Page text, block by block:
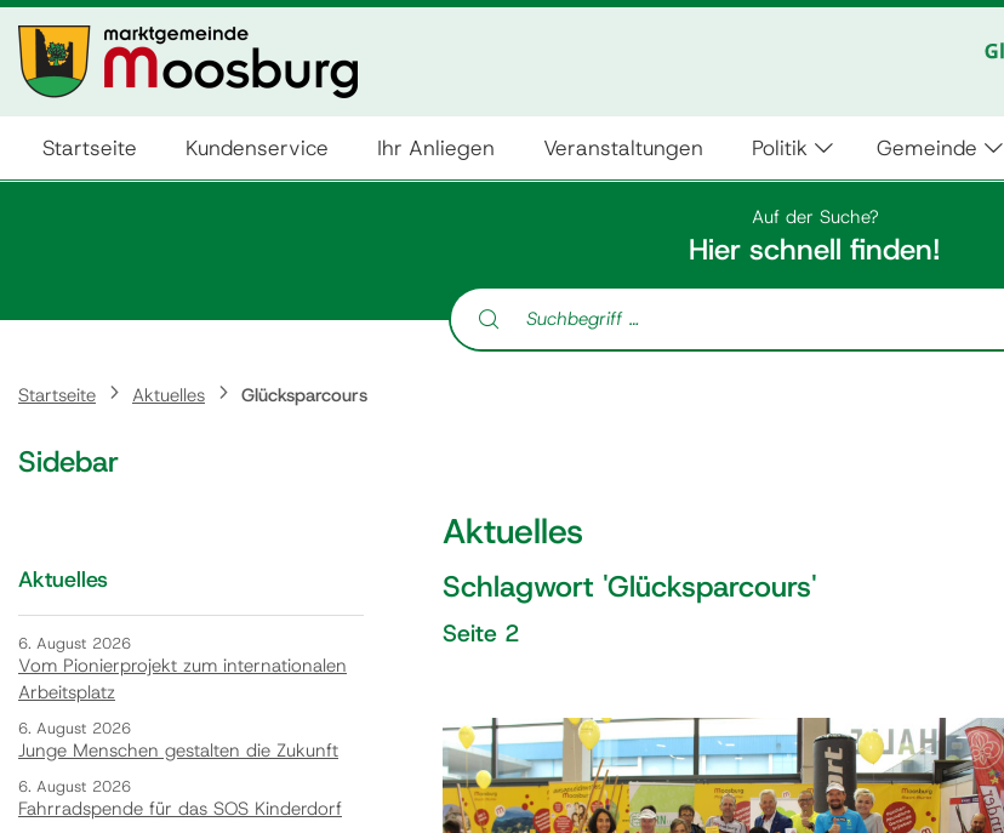
Startseite Kundenservice Ihr Anliegen Veranstaltungen Politik Gemeinde
Auf der Suche?
Hier schnell finden!
Suche nach:
Startseite Aktuelles Glücksparcours
Aktuelles
Schlagwort 'Glücksparcours'
Seite 2
Sidebar
Aktuelles
6. August 2026
Vom Pionierprojekt zum internationalen
Arbeitsplatz
6. August 2026
Junge Menschen gestalten die Zukunft
6. August 2026
Fahrradspende für das SOS Kinderdorf